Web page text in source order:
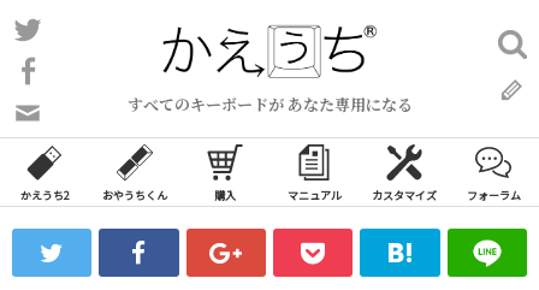
コ
ン
ン
ツ
ス
ッ
すべてのキーボードが あなた専用になる
い
合
わ
フ
ォ
検
索:
かえうち2 おやうちくん 購入 マニュアル カスタマイズ フォーラム